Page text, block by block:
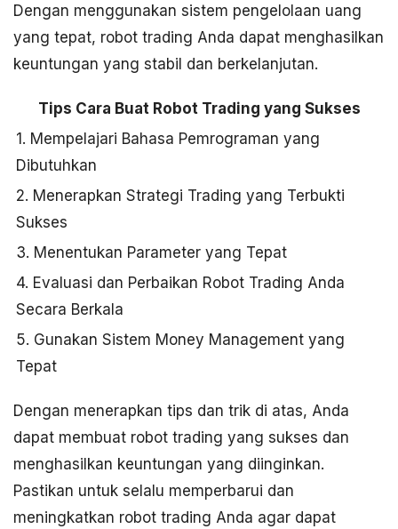
Dengan menggunakan sistem pengelolaan uang
yang tepat, robot trading Anda dapat menghasilkan
keuntungan yang stabil dan berkelanjutan.
Tips Cara Buat Robot Trading yang Sukses
1. Mempelajari Bahasa Pemrograman yang
Dibutuhkan
2. Menerapkan Strategi Trading yang Terbukti
Sukses
3. Menentukan Parameter yang Tepat
4. Evaluasi dan Perbaikan Robot Trading Anda
Secara Berkala
5. Gunakan Sistem Money Management yang
Tepat
Dengan menerapkan tips dan trik di atas, Anda
dapat membuat robot trading yang sukses dan
menghasilkan keuntungan yang diinginkan.
Pastikan untuk selalu memperbarui dan
meningkatkan robot trading Anda agar dapat